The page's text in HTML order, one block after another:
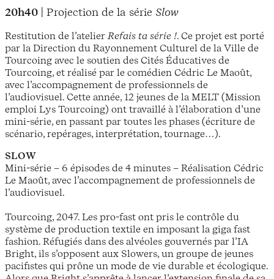
20h40 | Projection de la série Slow
Restitution de l’atelier Refais ta série !. Ce projet est porté
par la Direction du Rayonnement Culturel de la Ville de
Tourcoing avec le soutien des Cités Éducatives de
Tourcoing, et réalisé par le comédien Cédric Le Maoût,
avec l’accompagnement de professionnels de
l’audiovisuel. Cette année, 12 jeunes de la MELT (Mission
emploi Lys Tourcoing) ont travaillé à l’élaboration d’une
mini-série, en passant par toutes les phases (écriture de
scénario, repérages, interprétation, tournage…).
SLOW
Mini-série – 6 épisodes de 4 minutes – Réalisation Cédric
Le Maoût, avec l’accompagnement de professionnels de
l’audiovisuel.
Tourcoing, 2047. Les pro-fast ont pris le contrôle du
système de production textile en imposant la giga fast
fashion. Réfugiés dans des alvéoles gouvernés par l’IA
Bright, ils s’opposent aux Slowers, un groupe de jeunes
pacifistes qui prône un mode de vie durable et écologique.